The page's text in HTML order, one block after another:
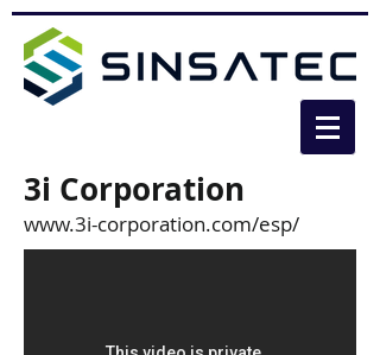
3i Corporation
www.3i-corporation.com/esp/